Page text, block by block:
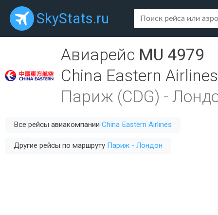
SkyStats.ru
Авиарейс MU 4979
China Eastern Airlines
Париж (CDG) -
Все рейсы авиакомпании China Eastern Airlines
Другие рейсы по маршруту Париж - Лондон